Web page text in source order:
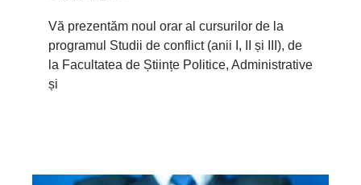
Vă prezentăm noul orar al cursurilor de la
programul Studii de conflict (anii I, II și III), de
la Facultatea de Științe Politice, Administrative
și